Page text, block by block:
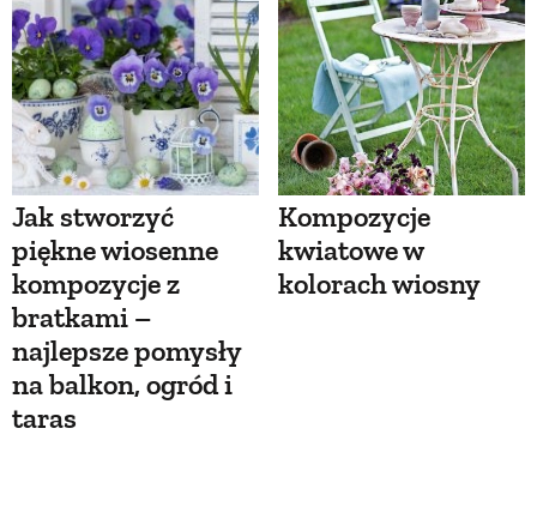
Jak stworzyć
piękne wiosenne
kompozycje z
bratkami –
najlepsze pomysły
na balkon, ogród i
taras
Kompozycje
kwiatowe w
kolorach wiosny